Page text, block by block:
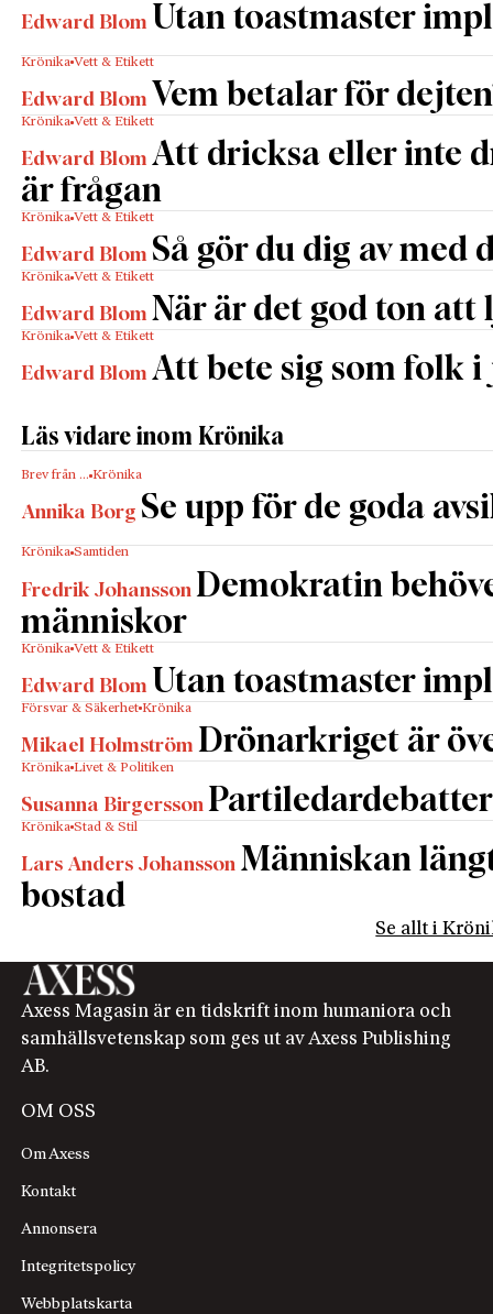
Edward Blom Utan toastmaster
Krönika Vett & Etikett
Edward Blom Vem betalar för
Krönika Vett & Etikett
Edward Blom Att dricksa eller inte
är frågan
Krönika Vett & Etikett
Edward Blom Så gör du dig av med
Krönika Vett & Etikett
Edward Blom När är det god ton att
Krönika Vett & Etikett
Edward Blom Att bete sig som folk
Läs vidare inom Krönika
Brev från … Krönika
Annika Borg Se upp för de goda
Krönika Samtiden
Fredrik Johansson Demokratin
människor
Krönika Vett & Etikett
Edward Blom Utan toastmaster
Försvar & Säkerhet Krönika
Mikael Holmström Drönarkriget är
Krönika Livet & Politiken
Susanna Birgersson
Krönika Stad & Stil
Lars Anders Johansson Människan
bostad
Se allt i
Axess Magasin är en tidskrift inom humaniora och
samhällsvetenskap som ges ut av Axess Publishing
AB.
OM OSS
Om Axess
Kontakt
Annonsera
Integritetspolicy
Webbplatskarta